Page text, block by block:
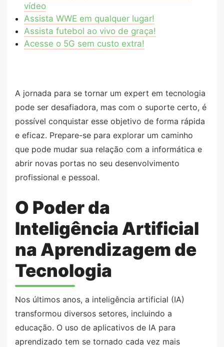
vídeo
Assista WWE em qualquer lugar!
Assista futebol ao vivo de graça!
Acesse o 5G sem custo extra!
A jornada para se tornar um expert em tecnologia
pode ser desafiadora, mas com o suporte certo, é
possível conquistar esse objetivo de forma rápida
e eficaz. Prepare-se para explorar um caminho
que pode mudar sua relação com a informática e
abrir novas portas no seu desenvolvimento
profissional e pessoal.
O Poder da
Inteligência Artificial
na Aprendizagem de
Tecnologia
Nos últimos anos, a inteligência artificial (IA)
transformou diversos setores, incluindo a
educação. O uso de aplicativos de IA para
aprendizado tem se tornado cada vez mais